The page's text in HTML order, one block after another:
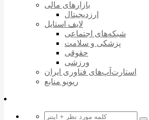
بازارهای مالی
ارزدیجیتال
لایف استایل
شبکه‌های اجتماعی
پزشکی و سلامت
حقوقی
ورزشی
استارت‌آپ‌های فناوری ایران
ریویو منابع